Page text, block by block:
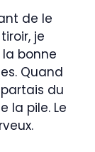
de le
je
bonne
Quand
du
la pile. Le